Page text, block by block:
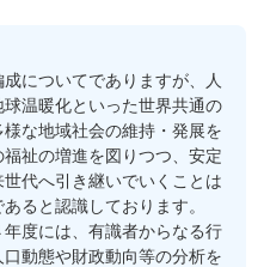
についてでありますが、人
温暖化といった世界共通の
な地域社会の維持・発展を
祉の増進を図りつつ、安定
代へ引き継いでいくことは
ると認識しております。
度には、有識者からなる行
動態や財政動向等の分析を